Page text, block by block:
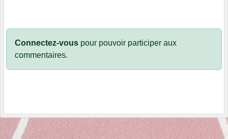
Connectez-vous pour pouvoir participer aux
commentaires.